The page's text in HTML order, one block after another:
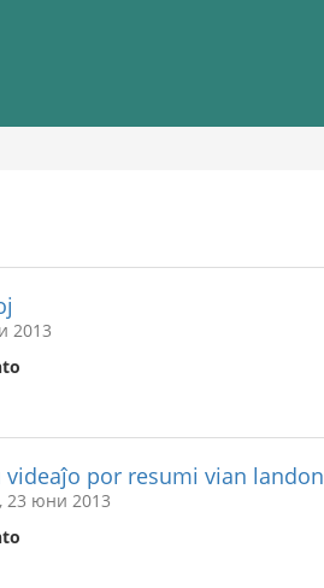
2013
videaĵo por resumi vian landon
23 юни 2013